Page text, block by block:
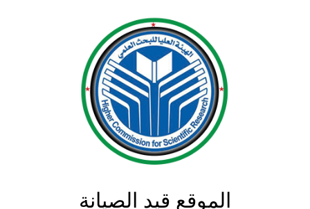
الموقع قيد الصيانة